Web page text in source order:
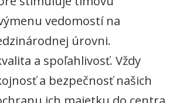
vedomostí na
úrovni.
a spoľahlivosť. Vždy
a bezpečnosť našich